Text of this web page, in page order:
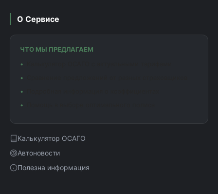
О Сервисе
ЧТО МЫ ПРЕДЛАГАЕМ
Калькулятор ОСАГО
Автоновости
Полезна информация